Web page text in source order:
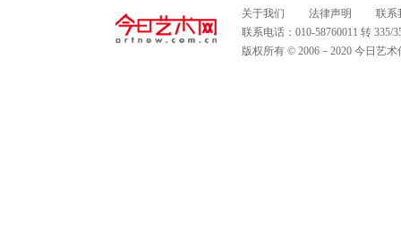
关于我们 法律声明
联系
联系电话：010-58760011 转
版权所有 © 2006－2020 今日艺